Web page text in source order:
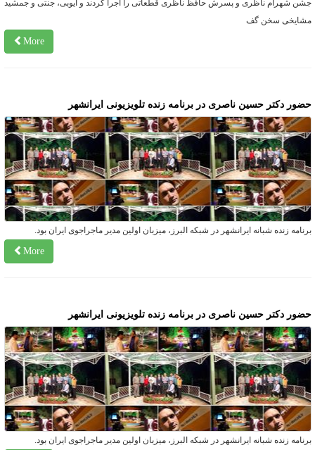
شهرام ناظری و پسرش حافظ ناظری قطعاتی را اجرا کردند و ایوبی، جنتی و جمشید
سخن گف
More
دكتر حسين ناصری در برنامه زنده تلويزيونى ايرانشهر
زنده شبانه ايرانشهر در شبكه البرز، ميزبان اولين مدير ماجراجوى ايران بود.
More
دكتر حسين ناصری در برنامه زنده تلويزيونى ايرانشهر
زنده شبانه ايرانشهر در شبكه البرز، ميزبان اولين مدير ماجراجوى ايران بود.